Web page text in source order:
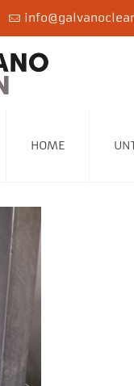
HOME